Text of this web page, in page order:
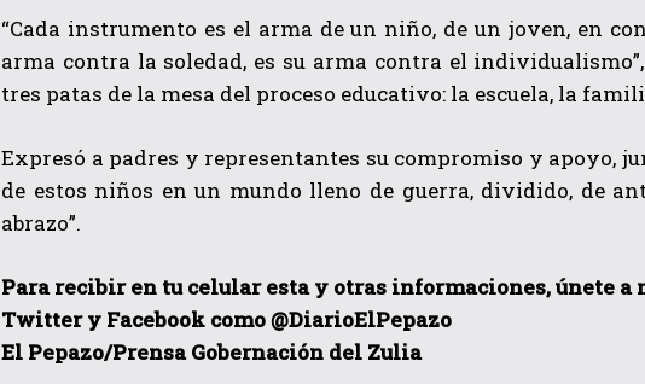
“Cada instrumento es el arma de un niño, de un joven, en
arma contra la soledad, es su arma contra el
tres patas de la mesa del proceso educativo: la escuela, la
Expresó a padres y representantes su compromiso y apoyo,
de estos niños en un mundo lleno de guerra, dividido, de
abrazo”.
Para recibir en tu celular esta y otras informaciones, únete a
Twitter y Facebook como @DiarioElPepazo
El Pepazo/Prensa Gobernación del Zulia